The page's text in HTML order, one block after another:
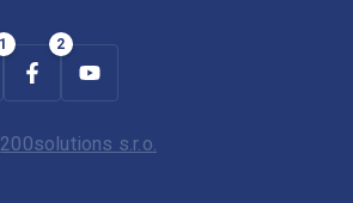
200solutions s.r.o.